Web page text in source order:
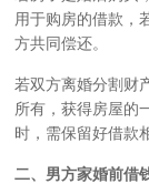
用于购房的借款，
方共同偿还。
若双方离婚分割财
所有，获得房屋的
时，需保留好借款
二、男方家婚前借